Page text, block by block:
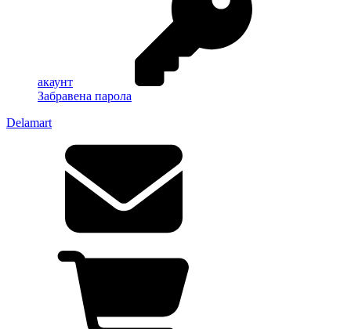
акаунт
Забравена парола
Delamart